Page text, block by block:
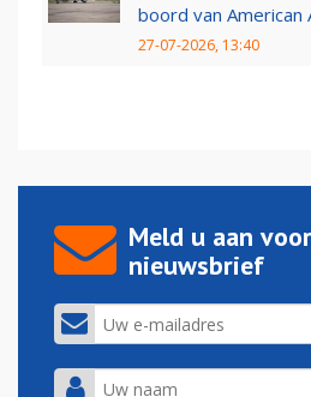
boord van American
27-07-2026, 13:40
Meld u aan
nieuwsbrief